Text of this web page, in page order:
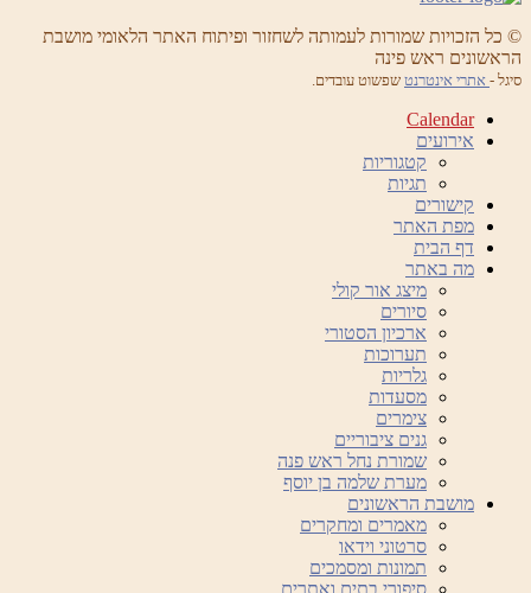
© כל הזכויות שמורות לעמותה לשחזור ופיתוח האתר הלאומי מושבת
הראשונים ראש פינה
סיגל - אתרי אינטרנט שפשוט עובדים.
Calendar
אירועים
קטגוריות
תגיות
קישורים
מפת האתר
דף הבית
מה באתר
מיצג אור קולי
סיורים
ארכיון הסטורי
תערוכות
גלריות
מסעדות
צימרים
גנים ציבוריים
שמורת נחל ראש פנה
מערת שלמה בן יוסף
מושבת הראשונים
מאמרים ומחקרים
סרטוני וידאו
תמונות ומסמכים
סיפורי בתים ואתרים